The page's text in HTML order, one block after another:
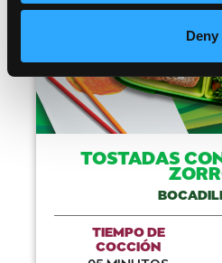
Deny
TOSTADAS
TIEMPO DE
COCCIÓN